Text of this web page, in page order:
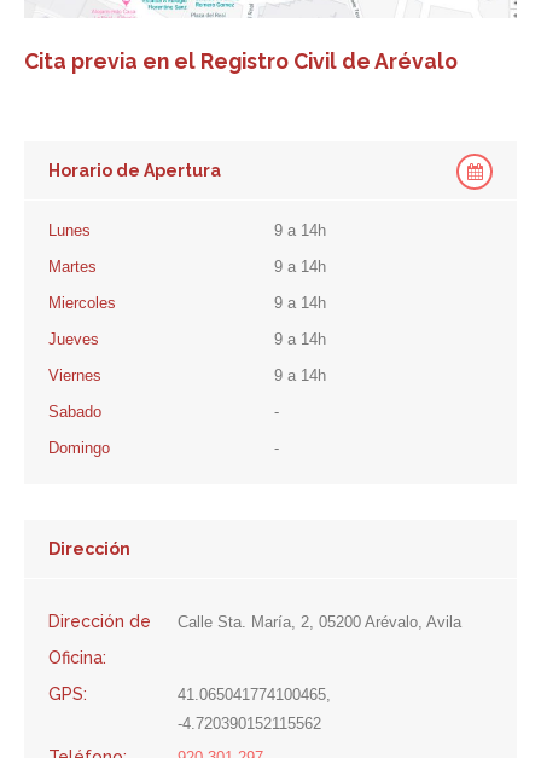
Cita previa en el Registro Civil de Arévalo
Horario de Apertura
Lunes
9 a 14h
Martes
9 a 14h
Miercoles
9 a 14h
Jueves
9 a 14h
Viernes
9 a 14h
Sabado
-
Domingo
-
Dirección
Dirección de
Oficina:
Calle Sta. María, 2, 05200 Arévalo, Avila
GPS:
41.065041774100465,
-4.720390152115562